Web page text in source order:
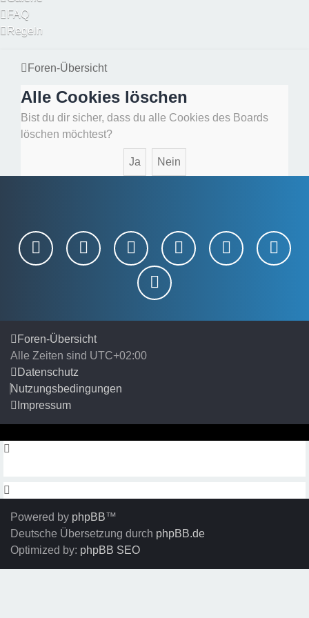
FAQ
Regeln
Foren-Übersicht
Alle Cookies löschen
Bist du dir sicher, dass du alle Cookies des Boards
löschen möchtest?
Foren-Übersicht
Alle Zeiten sind UTC+02:00
Datenschutz
Nutzungsbedingungen
Impressum
Powered by phpBB™
Deutsche Übersetzung durch phpBB.de
Optimized by: phpBB SEO